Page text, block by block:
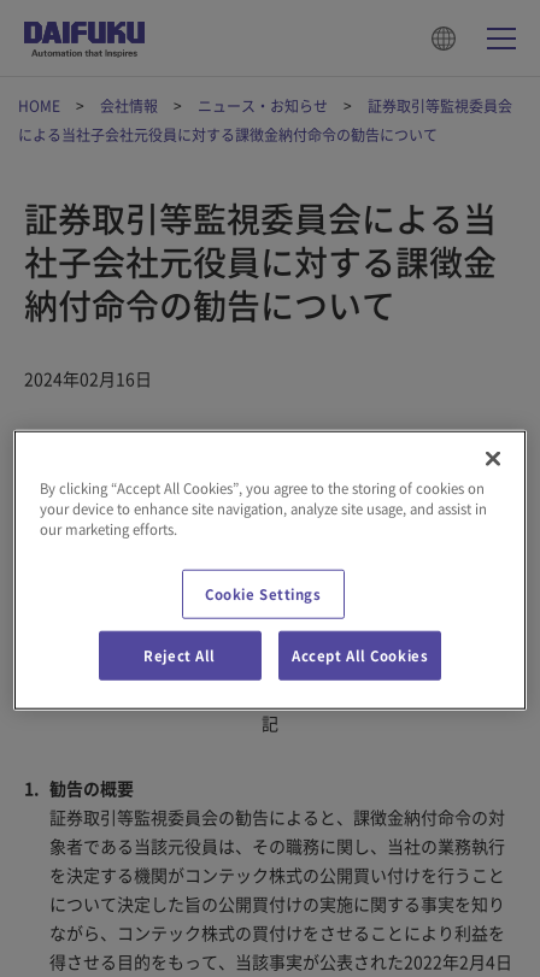
HOME 会社情報 ニュース・お知らせ
証券取引等監視委員会
による当社子会社元役員に対する課徴金納付命令の勧告について
証券取引等監視委員会による当
社子会社元役員に対する課徴金
納付命令の勧告について
2024年02月16日
2024年2月16日、証券取引等監視委員会から、株式会社ダイフク
（以下、「当社」）子会社である株式会社コンテック（以下「コ
ンテック」）の元役員による重要事実に係る伝達行為および取引
推奨行為について金融商品取引法違反の事実が認められたとし
徴金納付命令を発出するよう勧告を行った旨が公表されました。
このような事態が発生したことは当社として誠に遣憾であり、株
主・投資家を始めとする関係者の皆様に大変ご迷惑をおかけしま
したことを深くお詫び申し上げます。
記
勧告の概要
証券取引等監視委員会の勧告によると、課徴金納付命令の対
象者である当該元役員は、その職務に関し、当社の業務執行
を決定する機関がコンテック株式の公開買い付けを行うこと
について決定した旨の公開買付けの実施に関する事実を知り
ながら、コンテック株式の買付けをさせることにより利益を
得させる目的をもって、当該事実が公表された2022年2月4日
By clicking “Accept All Cookies”, you agree to the storing of cookies on
your device to enhance site navigation, analyze site usage, and assist in
our marketing efforts.
Cookie Settings
Reject All Accept All Cookies